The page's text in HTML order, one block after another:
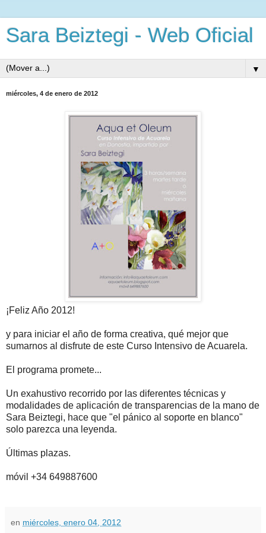
Sara Beiztegi - Web Oficial
▼
miércoles, 4 de enero de 2012
¡Feliz Año 2012!
y para iniciar el año de forma creativa, qué mejor que
sumarnos al disfrute de este Curso Intensivo de Acuarela.
El programa promete...
Un exahustivo recorrido por las diferentes técnicas y
modalidades de aplicación de transparencias de la mano de
Sara Beiztegi, hace que "el pánico al soporte en blanco"
solo parezca una leyenda.
Últimas plazas.
móvil +34 649887600
en miércoles, enero 04, 2012